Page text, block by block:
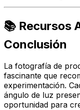
📚 Recursos
Conclusión
La fotografía de
fascinante que
experimentación.
ángulo de luz
oportunidad para